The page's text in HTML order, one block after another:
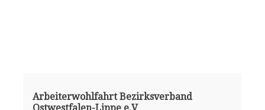
Arbeiterwohlfahrt Bezirksverband
Ostwestfalen-Lippe e.V